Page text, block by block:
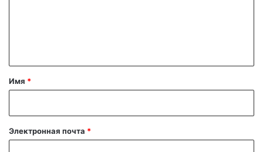
а
й
Имя *
Электронная почта *